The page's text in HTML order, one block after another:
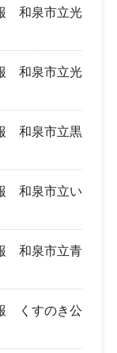
和泉市立光
和泉市立光
和泉市立黒
和泉市立い
和泉市立青
くすのき公